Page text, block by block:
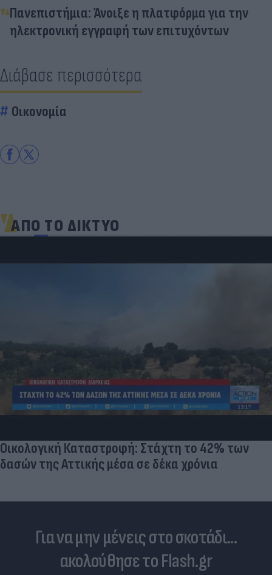
Πανεπιστήμια: Άνοιξε η πλατφόρμα για την
ηλεκτρονική εγγραφή των επιτυχόντων
Διάβασε περισσότερα
Οικονομία
ΑΠΟ ΤΟ ΔΙΚΤΥΟ
Οικολογική Καταστροφή: Στάχτη το 42% των
δασών της Αττικής μέσα σε δέκα χρόνια
Για να μην μένεις στο σκοτάδι...
ακολούθησε το Flash.gr